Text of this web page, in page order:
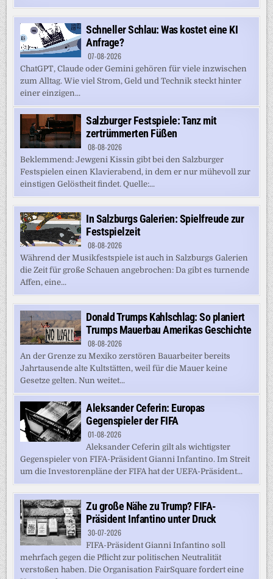
Schneller Schlau: Was kostet eine KI
Anfrage?
07-08-2026
ChatGPT, Claude oder Gemini gehören für viele inzwischen
zum Alltag. Wie viel Strom, Geld und Technik steckt hinter
einer einzigen...
Salzburger Festspiele: Tanz mit
zertrümmerten Füßen
08-08-2026
Beklemmend: Jewgeni Kissin gibt bei den Salzburger
Festspielen einen Klavierabend, in dem er nur mühevoll zur
einstigen Gelöstheit findet. Quelle:...
In Salzburgs Galerien: Spielfreude zur
Festspielzeit
08-08-2026
Während der Musikfestspiele ist auch in Salzburgs Galerien
die Zeit für große Schauen angebrochen: Da gibt es turnende
Affen, eine...
Donald Trumps Kahlschlag: So planiert
Trumps Mauerbau Amerikas Geschichte
08-08-2026
An der Grenze zu Mexiko zerstören Bauarbeiter bereits
Jahrtausende alte Kultstätten, weil für die Mauer keine
Gesetze gelten. Nun weitet...
Aleksander Ceferin: Europas
Gegenspieler der FIFA
01-08-2026
Aleksander Ceferin gilt als wichtigster
Gegenspieler von FIFA-Präsident Gianni Infantino. Im Streit
um die Investorenpläne der FIFA hat der UEFA-Präsident...
Zu große Nähe zu Trump? FIFA-
Präsident Infantino unter Druck
30-07-2026
FIFA-Präsident Gianni Infantino soll
mehrfach gegen die Pflicht zur politischen Neutralität
verstoßen haben. Die Organisation FairSquare fordert eine